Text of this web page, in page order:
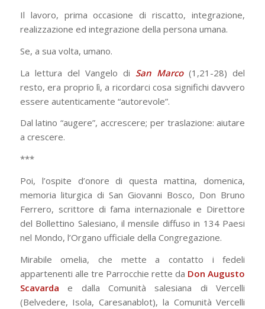
Il lavoro, prima occasione di riscatto, integrazione,
realizzazione ed integrazione della persona umana.
Se, a sua volta, umano.
La lettura del Vangelo di San Marco(1,21-28) del
resto, era proprio lì, a ricordarci cosa significhi davvero
essere autenticamente “autorevole”.
Dal latino “augere”, accrescere; per traslazione: aiutare
a crescere.
***
Poi, l’ospite d’onore di questa mattina, domenica,
memoria liturgica di San Giovanni Bosco, Don Bruno
Ferrero, scrittore di fama internazionale e Direttore
del Bollettino Salesiano, il mensile diffuso in 134 Paesi
nel Mondo, l’Organo ufficiale della Congregazione.
Mirabile omelia, che mette a contatto i fedeli
appartenenti alle tre Parrocchie rette da Don Augusto
Scavarda e dalla Comunità salesiana di Vercelli
(Belvedere, Isola, Caresanablot), la Comunità Vercelli